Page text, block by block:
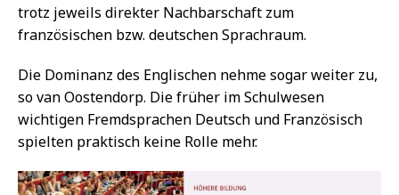
trotz jeweils direkter Nachbarschaft zum
französischen bzw. deutschen Sprachraum.
Die Dominanz des Englischen nehme sogar weiter zu,
so van Oostendorp. Die früher im Schulwesen
wichtigen Fremdsprachen Deutsch und Französisch
spielten praktisch keine Rolle mehr.